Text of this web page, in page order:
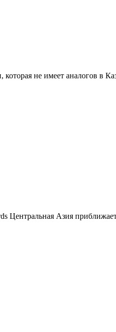
не имеет аналогов в
Центральная Азия